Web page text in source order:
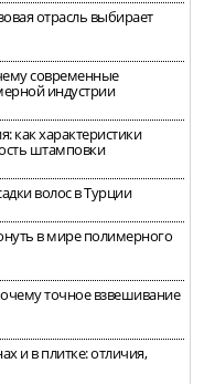
отрасль выбирает
современные
индустрии
характеристики
штамповки
волос в Турции
в мире полимерного
точное взвешивание
и в плитке: отличия,